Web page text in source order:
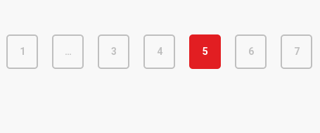
1 … 3 4 5 6 7